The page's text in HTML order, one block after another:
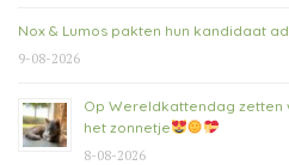
Nox & Lumos pakten hun kandidaat
9-08-2026
Op Wereldkattendag zetten
het zonnetje
8-08-2026